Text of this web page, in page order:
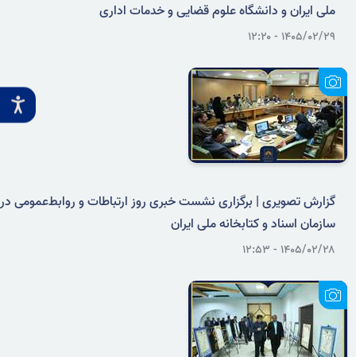
ملی ایران و دانشگاه علوم قضایی و خدمات اداری
۱۴۰۵/۰۲/۲۹ - ۱۲:۲۰
گزارش تصویری | برگزاری نشست خبری روز ارتباطات و روابط‌عمومی در
سازمان اسناد و کتابخانه ملی ایران
۱۴۰۵/۰۲/۲۸ - ۱۲:۵۳